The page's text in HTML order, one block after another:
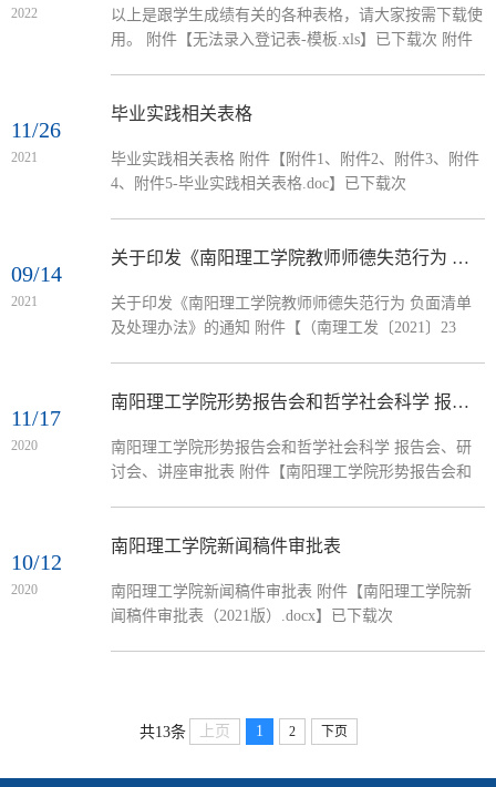
2022
以上是跟学生成绩有关的各种表格，请大家按需下载使
用。 附件【无法录入登记表-模板.xls】已下载次 附件
11/26
2021
毕业实践相关表格
毕业实践相关表格 附件【附件1、附件2、附件3、附件
4、附件5-毕业实践相关表格.doc】已下载次
09/14
2021
关于印发《南阳理工学院教师师德失范行为 负面清单及处理办法》的通知
关于印发《南阳理工学院教师师德失范行为 负面清单
及处理办法》的通知 附件【（南理工发〔2021〕23
11/17
2020
南阳理工学院形势报告会和哲学社会科学 报告会、研讨会、讲座审批表
南阳理工学院形势报告会和哲学社会科学 报告会、研
讨会、讲座审批表 附件【南阳理工学院形势报告会和
10/12
2020
南阳理工学院新闻稿件审批表
南阳理工学院新闻稿件审批表 附件【南阳理工学院新
闻稿件审批表（2021版）.docx】已下载次
共13条 上页 1 2 下页